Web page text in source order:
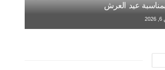
بمناسبة عيد العرش